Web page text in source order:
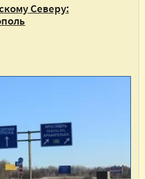
Северу: